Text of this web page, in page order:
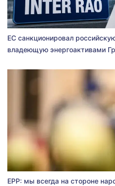
ЕС санкционировал
владеющую энергоактивами
EPP: мы всегда на стороне